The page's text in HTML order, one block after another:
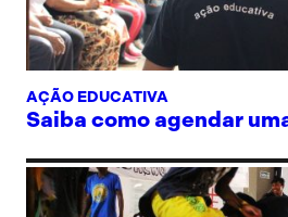
AÇÃO EDUCATIVA
Saiba como agendar